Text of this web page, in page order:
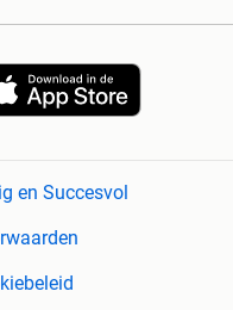
en Succesvol